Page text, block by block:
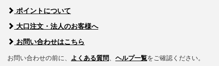
ポイントについて
大口注文・法人のお客様へ
お問い合わせはこちら
お問い合わせの前に、 よくある質問、 ヘルプ一覧をご確認ください。